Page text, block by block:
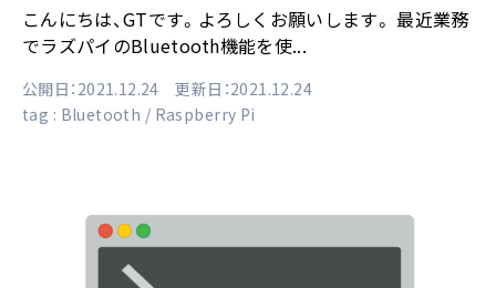
こんにちは、GTです。よろしくお願いします。 最近業務
でラズパイのBluetooth機能を使...
公開日：2021.12.24 更新日：2021.12.24
tag : Bluetooth Raspberry Pi